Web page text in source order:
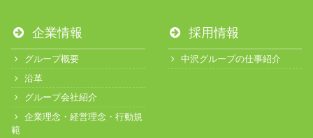
企業情報
グループ概要
沿革
グループ会社紹介
企業理念・経営理念・行動規
範
採用情報
中沢グループの仕事紹介